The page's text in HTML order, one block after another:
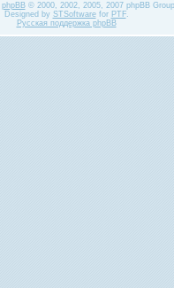
phpBB© 2000, 2002, 2005, 2007 phpBB
Designed by STSoftwarefor PTF.
Русская поддержка phpBB